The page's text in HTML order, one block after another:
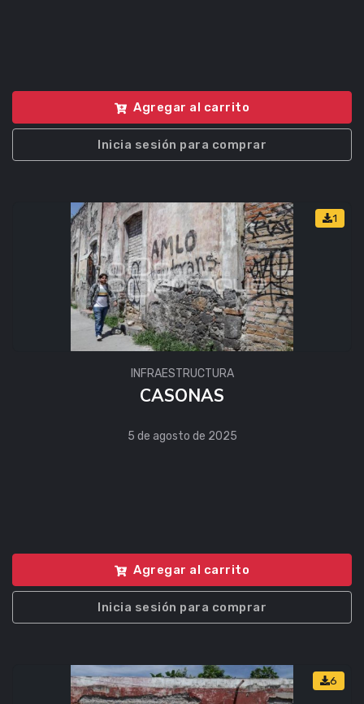
Agregar al carrito
Inicia sesión para comprar
1
INFRAESTRUCTURA
CASONAS
5 de agosto de 2025
Agregar al carrito
Inicia sesión para comprar
6